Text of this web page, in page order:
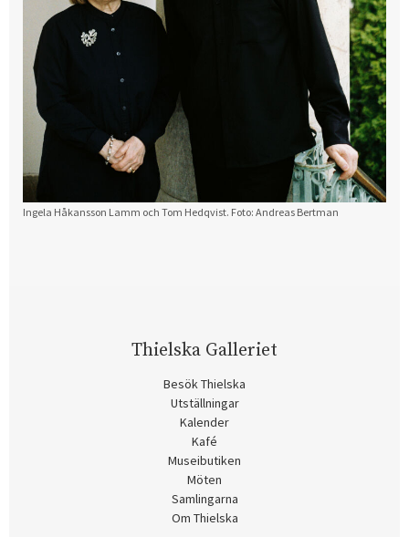
Ingela Håkansson Lamm och Tom Hedqvist. Foto: Andreas Bertman
Thielska Galleriet
Besök Thielska
Utställningar
Kalender
Kafé
Museibutiken
Möten
Samlingarna
Om Thielska